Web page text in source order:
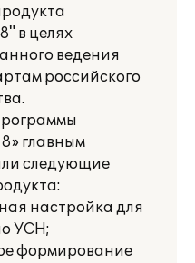
в целях
ведения
российского
главным
следующие
настройка для
УСН;
формирование